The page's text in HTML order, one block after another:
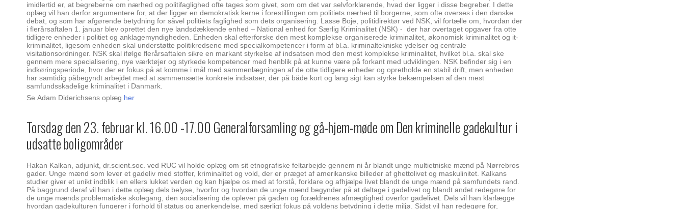
imidlertid er, at begreberne om nærhed og politifaglighed ofte tages som givet, som om det var selvforklarende, hvad der ligger i disse begreber. I dette
oplæg vil han derfor argumentere for, at der ligger en demokratisk kerne i forestillingen om politiets nærhed til borgerne, som ofte overses i den danske
debat, og som har afgørende betydning for såvel politiets faglighed som dets organisering. Lasse Boje, politidirektør ved NSK, vil fortælle om, hvordan der
i flerårsaftalen 1. januar blev oprettet den nye landsdækkende enhed – National enhed for Særlig Kriminalitet (NSK) - der har overtaget opgaver fra otte
tidligere enheder i politiet og anklagemyndigheden. Enheden skal efterforske den mest komplekse organiserede kriminalitet, økonomisk kriminalitet og it-
kriminalitet, ligesom enheden skal understøtte politikredsene med specialkompetencer i form af bl.a. kriminaltekniske ydelser og centrale
visitationsordninger. NSK skal ifølge flerårsaftalen sikre en markant styrkelse af indsatsen mod den mest komplekse kriminalitet, hvilket bl.a. skal ske
gennem mere specialisering, nye værktøjer og styrkede kompetencer med henblik på at kunne være på forkant med udviklingen. NSK befinder sig i en
indkøringsperiode, hvor der er fokus på at komme i mål med sammenlægningen af de otte tidligere enheder og opretholde en stabil drift, men enheden
har samtidig påbegyndt arbejdet med at sammensætte konkrete indsatser, der på både kort og lang sigt kan styrke bekæmpelsen af den mest
samfundsskadelige kriminalitet i Danmark.
Se Adam Diderichsens oplæg her
Torsdag den 23. februar kl. 16.00 -17.00 Generalforsamling og gå-hjem-møde om Den kriminelle gadekultur i
udsatte boligområder
Hakan Kalkan, adjunkt, dr.scient.soc. ved RUC vil holde oplæg om sit etnografiske feltarbejde gennem ni år blandt unge multietniske mænd på Nørrebros
gader. Unge mænd som lever et gadeliv med stoffer, kriminalitet og vold, der er præget af amerikanske billeder af ghettolivet og maskulinitet. Kalkans
studier giver et unikt indblik i en ellers lukket verden og kan hjælpe os med at forstå, forklare og afhjælpe livet blandt de unge mænd på samfundets rand.
På baggrund deraf vil han i dette oplæg dels belyse, hvorfor og hvordan de unge mænd begynder på at deltage i gadelivet og blandt andet redegøre for
de unge mænds problematiske skolegang, den socialisering de oplever på gaden og forældrenes afmægtighed overfor gadelivet. Dels vil han klarlægge
hvordan gadekulturen fungerer i forhold til status og anerkendelse, med særligt fokus på voldens betydning i dette miljø. Sidst vil han redegøre for,